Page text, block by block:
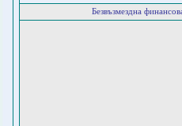
Безвъзмездна